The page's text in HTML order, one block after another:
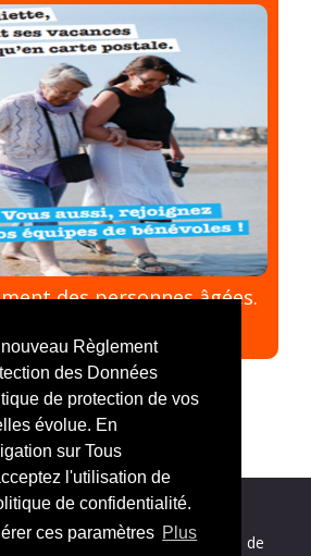
Règlement
des Données
de protection de vos
évolue. En
sur Tous
l'utilisation de
de confidentialité.
ces paramètres Plus
des personnes âgées.
|Mentions légales|Politique de